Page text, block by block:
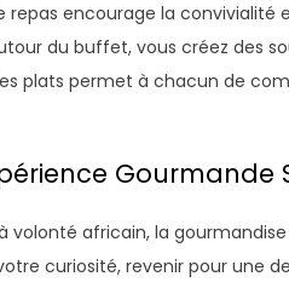
repas encourage la convivialité
du buffet, vous créez des
plats permet à chacun de
Gourmande
volonté africain, la
curiosité, revenir pour une